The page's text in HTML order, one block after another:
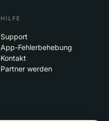
HILFE
Support
App-Fehlerbehebung
Kontakt
Partner werden